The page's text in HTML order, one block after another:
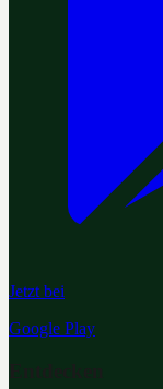
Jetzt bei
Google Play